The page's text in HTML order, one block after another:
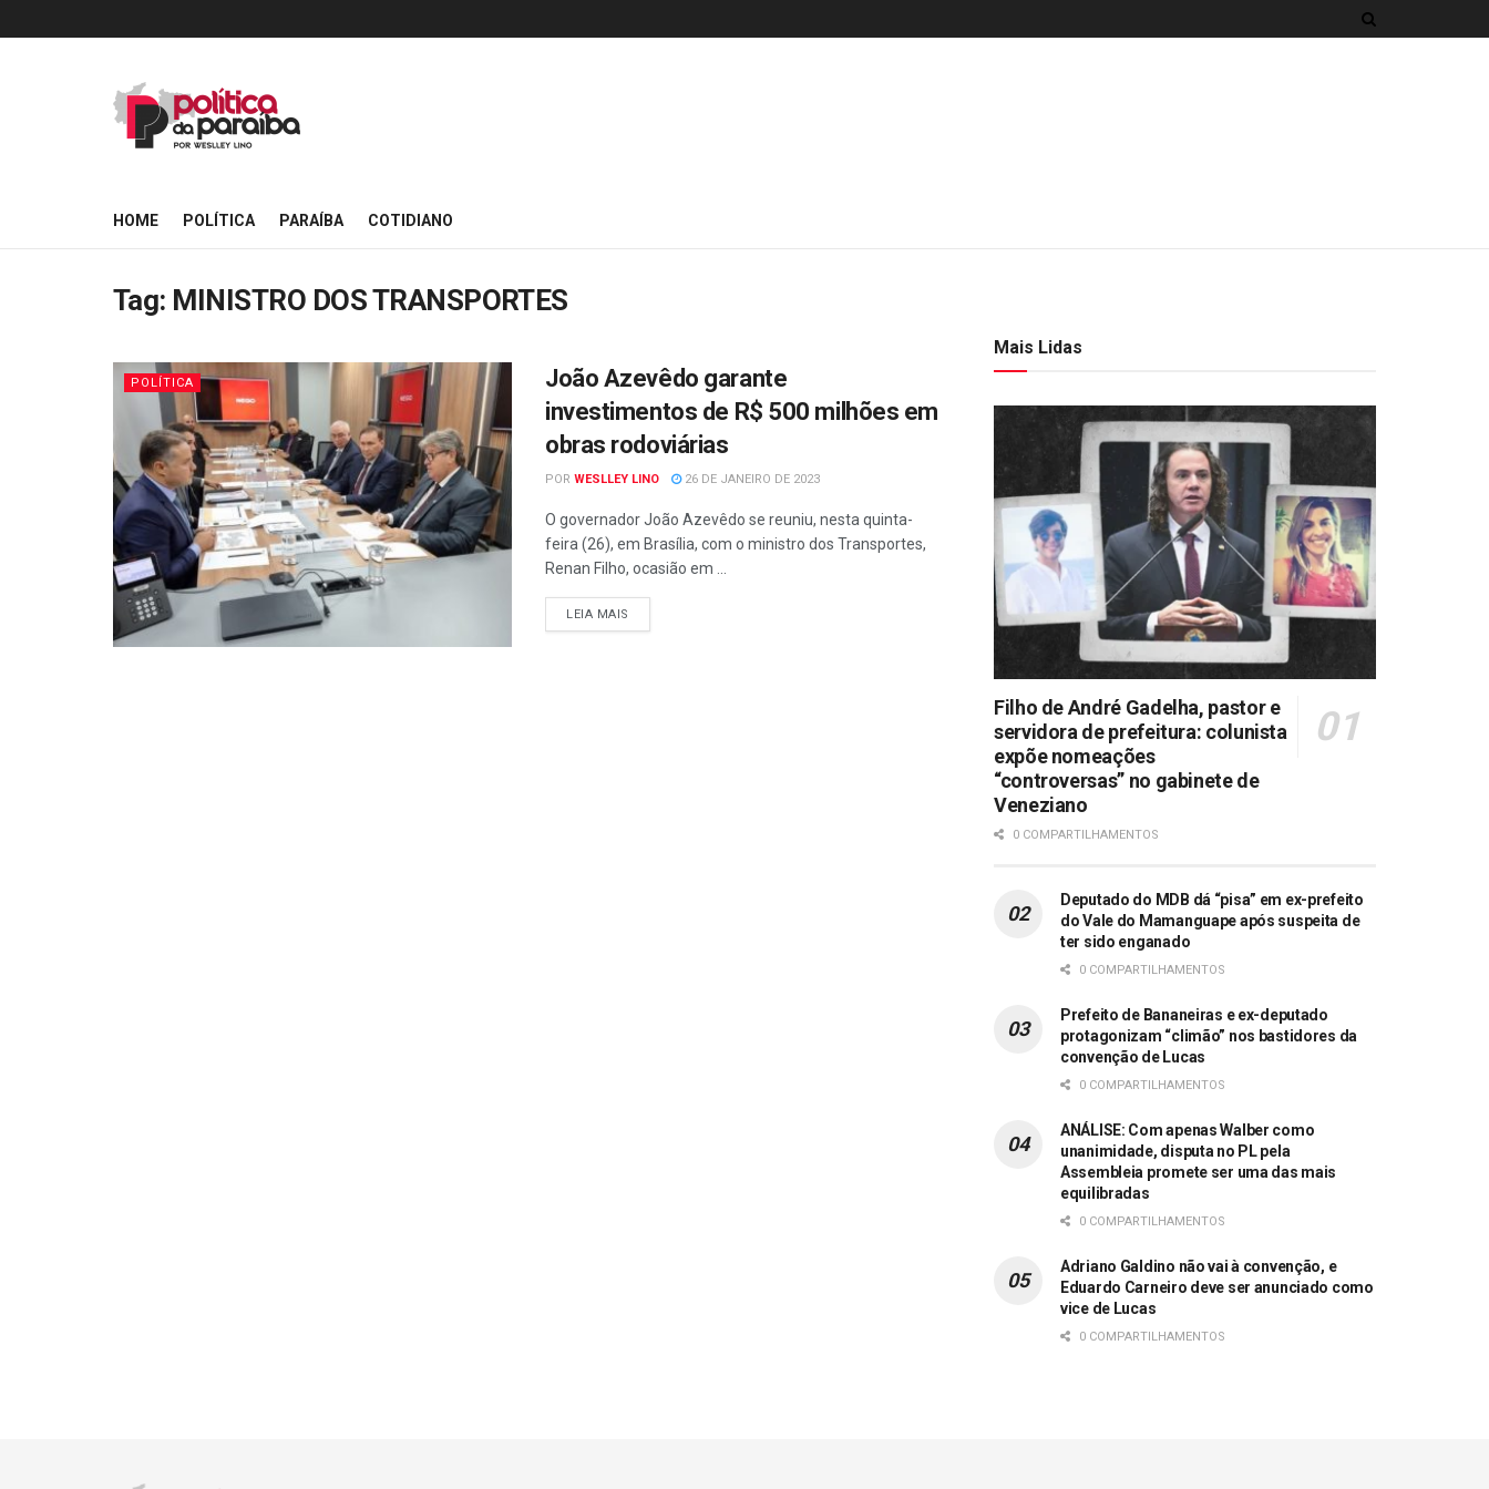
HOME POLÍTICA PARAÍBA COTIDIANO
Tag: MINISTRO DOS TRANSPORTES
POLÍTICA
João Azevêdo garante
investimentos de R$ 500 milhões em
obras rodoviárias
POR WESLLEY LINO 26 DE JANEIRO DE 2023
O governador João Azevêdo se reuniu, nesta quinta-
feira (26), em Brasília, com o ministro dos Transportes,
Renan Filho, ocasião em ...
LEIA MAIS
Mais Lidas
Filho de André Gadelha, pastor e
servidora de prefeitura: colunista
expõe nomeações
“controversas” no gabinete de
Veneziano
0 COMPARTILHAMENTOS
Deputado do MDB dá “pisa” em ex-prefeito
do Vale do Mamanguape após suspeita de
ter sido enganado
0 COMPARTILHAMENTOS
Prefeito de Bananeiras e ex-deputado
protagonizam “climão” nos bastidores da
convenção de Lucas
0 COMPARTILHAMENTOS
ANÁLISE: Com apenas Walber como
unanimidade, disputa no PL pela
Assembleia promete ser uma das mais
equilibradas
0 COMPARTILHAMENTOS
Adriano Galdino não vai à convenção, e
Eduardo Carneiro deve ser anunciado como
vice de Lucas
0 COMPARTILHAMENTOS